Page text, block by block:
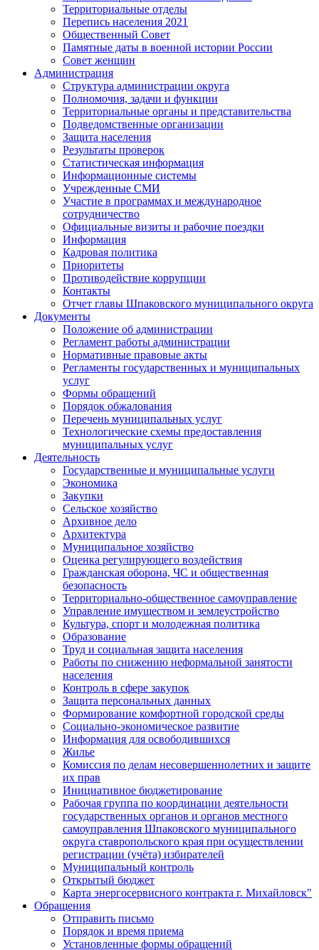
Территориальные отделы
Перепись населения 2021
Общественный Совет
Памятные даты в военной истории России
Совет женщин
Администрация
Структура администрации округа
Полномочия, задачи и функции
Территориальные органы и представительства
Подведомственные организации
Защита населения
Результаты проверок
Статистическая информация
Информационные системы
Учрежденные СМИ
Участие в программах и международное
сотрудничество
Официальные визиты и рабочие поездки
Информация
Кадровая политика
Приоритеты
Противодействие коррупции
Контакты
Отчет главы Шпаковского муниципального округа
Документы
Положение об администрации
Регламент работы администрации
Нормативные правовые акты
Регламенты государственных и муниципальных
услуг
Формы обращений
Порядок обжалования
Перечень муниципальных услуг
Технологические схемы предоставления
муниципальных услуг
Деятельность
Государственные и муниципальные услуги
Экономика
Закупки
Сельское хозяйство
Архивное дело
Архитектура
Муниципальное хозяйство
Оценка регулирующего воздействия
Гражданская оборона, ЧС и общественная
безопасность
Территориально-общественное самоуправление
Управление имуществом и землеустройство
Культура, спорт и молодежная политика
Образование
Труд и социальная защита населения
Работы по снижению неформальной занятости
населения
Контроль в сфере закупок
Защита персональных данных
Формирование комфортной городской среды
Социально-экономическое развитие
Информация для освободившихся
Жилье
Комиссия по делам несовершеннолетних и защите
их прав
Инициативное бюджетирование
Рабочая группа по координации деятельности
государственных органов и органов местного
самоуправления Шпаковского муниципального
округа ставропольского края при осуществлении
регистрации (учёта) избирателей
Муниципальный контроль
Открытый бюджет
Карта энергосервисного контракта г. Михайловск"
Обращения
Отправить письмо
Порядок и время приема
Установленные формы обращений